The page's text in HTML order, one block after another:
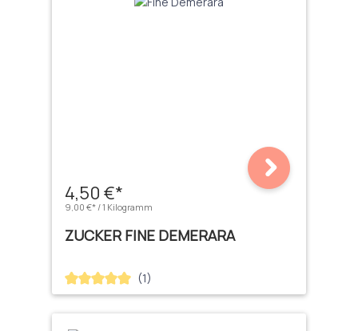
4,50 €*
9,00 €* / 1 Kilogramm
ZUCKER FINE DEMERARA
Durchschnittliche Bewertung von 5 von 5 Sternen
(1)